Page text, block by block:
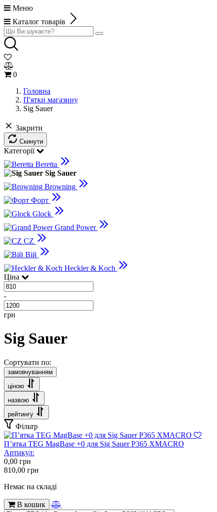
Меню
Каталог товарів
0
Головна
П'ятки магазину
Sig Sauer
Закрити
Скинути
Категорії
Beretta
Sig Sauer
Browning
Форт
Glock
Grand Power
CZ
Вій
Heckler & Koch
Ціна
-
грн
Sig Sauer
Сортувати по:
замовчуванням
ціною
назвою
рейтингу
Фільтр
П’ятка TEG MagBase +0 для Sig Sauer P365 XMACRO
Артикул:
0,00 грн
810,00 грн
Немає на складі
В кошик